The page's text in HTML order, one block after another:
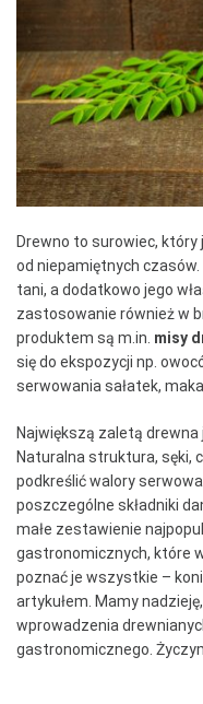
Drewno to surowiec,
od niepamiętnych
tani, a dodatkowo jego
zastosowanie również w
produktem są m.in. misy
się do ekspozycji np.
serwowania sałatek,
Największą zaletą drewna
Naturalna struktura, sęki,
podkreślić walory
poszczególne składniki
małe zestawienie
gastronomicznych, które
poznać je wszystkie –
artykułem. Mamy
wprowadzenia
gastronomicznego.